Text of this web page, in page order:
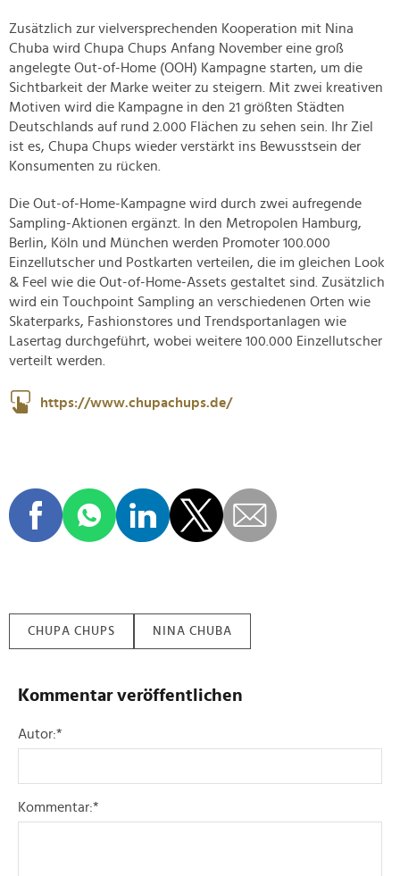
Zusätzlich zur vielversprechenden Kooperation mit Nina
Chuba wird Chupa Chups Anfang November eine groß
angelegte Out-of-Home (OOH) Kampagne starten, um die
Sichtbarkeit der Marke weiter zu steigern. Mit zwei kreativen
Motiven wird die Kampagne in den 21 größten Städten
Deutschlands auf rund 2.000 Flächen zu sehen sein. Ihr Ziel
ist es, Chupa Chups wieder verstärkt ins Bewusstsein der
Konsumenten zu rücken.
Die Out-of-Home-Kampagne wird durch zwei aufregende
Sampling-Aktionen ergänzt. In den Metropolen Hamburg,
Berlin, Köln und München werden Promoter 100.000
Einzellutscher und Postkarten verteilen, die im gleichen Look
& Feel wie die Out-of-Home-Assets gestaltet sind. Zusätzlich
wird ein Touchpoint Sampling an verschiedenen Orten wie
Skaterparks, Fashionstores und Trendsportanlagen wie
Lasertag durchgeführt, wobei weitere 100.000 Einzellutscher
verteilt werden.
https://www.chupachups.de/
CHUPA CHUPS NINA CHUBA
Kommentar veröffentlichen
Autor:*
Kommentar:*